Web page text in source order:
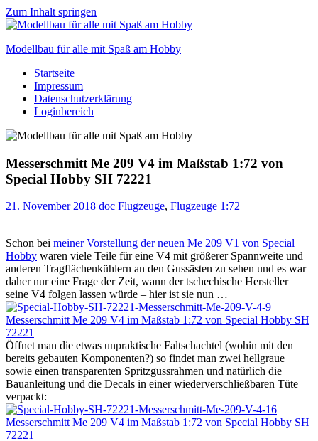
Zum Inhalt springen
Modellbau für alle mit Spaß am Hobby
Scale
modelling
to
Startseite
Impressum
Datenschutzerklärung
Loginbereich
Messerschmitt Me 209 V4 im Maßstab 1:72 von
Special Hobby SH 72221
21. November 2018 doc Flugzeuge, Flugzeuge 1:72
Schon bei meiner Vorstellung der neuen Me 209 V1 von Special
Hobby waren viele Teile für eine V4 mit größerer Spannweite und
anderen Tragflächenkühlern an den Gussästen zu sehen und es war
daher nur eine Frage der Zeit, wann der tschechische Hersteller
seine V4 folgen lassen würde – hier ist sie nun …
Öffnet man die etwas unpraktische Faltschachtel (wohin mit den
bereits gebauten Komponenten?) so findet man zwei hellgraue
sowie einen transparenten Spritzgussrahmen und natürlich die
Bauanleitung und die Decals in einer wiederverschließbaren Tüte
verpackt: